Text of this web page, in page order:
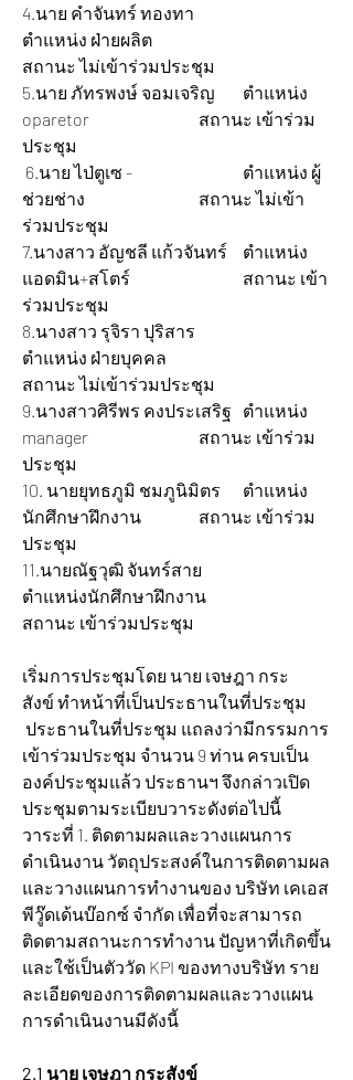
4.นาย คำจันทร์ ทองทา
ตำแหน่ง ฝ่ายผลิต
สถานะ ไม่เข้าร่วมประชุม
5.นาย ภัทรพงษ์ จอมเจริญ 	ตำแหน่ง
oparetor 			สถานะ เข้าร่วม
ประชุม
6.นาย ไป่ตูเซ - 			ตำแหน่ง ผู้
ช่วยช่าง 			สถานะ ไม่เข้า
ร่วมประชุม
7.นางสาว อัญชลี แก้วจันทร์ 	ตำแหน่ง
แอดมิน+สโตร์ 			สถานะ เข้า
ร่วมประชุม
8.นางสาว รุจิรา ปุริสาร
ตำแหน่ง ฝ่ายบุคคล
สถานะ ไม่เข้าร่วมประชุม
9.นางสาวศิรีพร คงประเสริฐ 	ตำแหน่ง
manager 			สถานะ เข้าร่วม
ประชุม
10. นายยุทธภูมิ ชมภูนิมิตร 	ตำแหน่ง
นักศึกษาฝึกงาน 		สถานะ เข้าร่วม
ประชุม
11.นายณัฐวุฒิ จันทร์สาย
ตำแหน่งนักศึกษาฝึกงาน
สถานะ เข้าร่วมประชุม
เริ่มการประชุมโดย นาย เจษฎา กระ
สังข์ ทำหน้าที่เป็นประธานในที่ประชุม
ประธานในที่ประชุม แถลงว่ามีกรรมการ
เข้าร่วมประชุม จำนวน 9 ท่าน ครบเป็น
องค์ประชุมแล้ว ประธานฯ จึงกล่าวเปิด
ประชุมตามระเบียบวาระดังต่อไปนี้
วาระที่ 1. ติดตามผลและวางแผนการ
ดำเนินงาน วัตถุประสงค์ในการติดตามผล
และวางแผนการทำงานของ บริษัท เคเอส
พีวู๊ดเด้นบ๊อกซ์ จำกัด เพื่อที่จะสามารถ
ติดตามสถานะการทำงาน ปัญหาที่เกิดขึ้น
และใช้เป็นตัววัด KPI ของทางบริษัท ราย
ละเอียดของการติดตามผลและวางแผน
การดำเนินงานมีดังนี้
2.1 นาย เจษฎา กระสังข์